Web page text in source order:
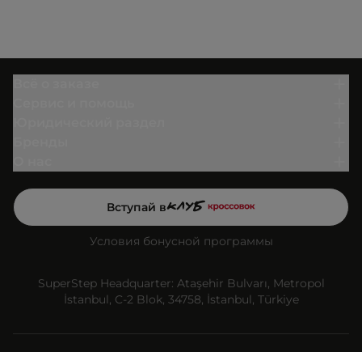
Вступай в
Условия бонусной программы
SuperStep Headquarter: Ataşehir Bulvarı, Metropol
İstanbul, C-2 Blok, 34758, İstanbul, Türkiye